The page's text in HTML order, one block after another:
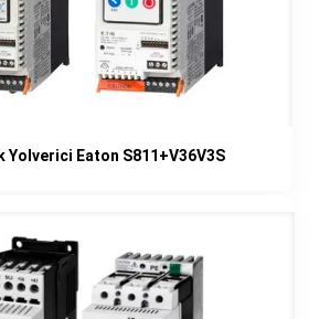
Yolverici Eaton S811+V36V3S